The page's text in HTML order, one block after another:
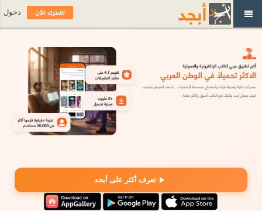
تعرف أكثر على أبجد
اشترك الآن دخول